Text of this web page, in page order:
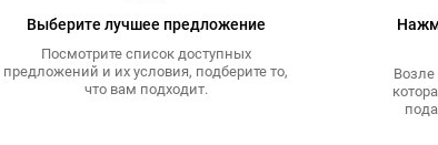
Выберите лучшее предложение
Посмотрите список доступных
предложений и их условия, подберите то,
что вам подходит.